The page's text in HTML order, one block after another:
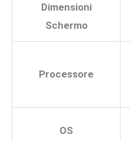
Dimensioni
Schermo
Processore
OS